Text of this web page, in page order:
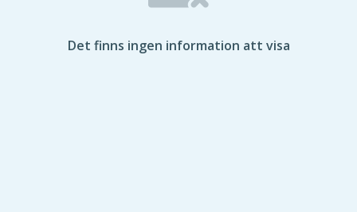
Det finns ingen information att visa